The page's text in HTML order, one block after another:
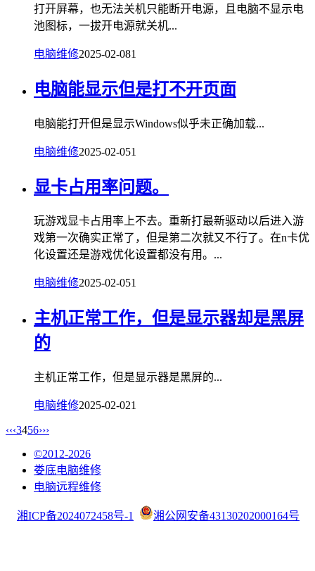
打开屏幕，也无法关机只能断开电源，且电脑不显示电
池图标，一拔开电源就关机...
电脑维修2025-02-081
电脑能显示但是打不开页面
电脑能打开但是显示Windows似乎未正确加载...
电脑维修2025-02-051
显卡占用率问题。
玩游戏显卡占用率上不去。重新打最新驱动以后进入游
戏第一次确实正常了，但是第二次就又不行了。在n卡优
化设置还是游戏优化设置都没有用。...
电脑维修2025-02-051
主机正常工作，但是显示器却是黑屏
的
主机正常工作，但是显示器是黑屏的...
电脑维修2025-02-021
‹‹‹3456›››
©2012-2026
娄底电脑维修
电脑远程维修
湘ICP备2024072458号-1 湘公网安备43130202000164号